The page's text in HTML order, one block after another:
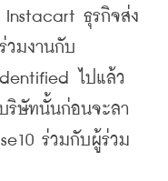
ธุรกิจส่ง
วมงานกับ
ไปแล้ว
ริษัทนั้นก่อนจะลา
ร่วมกับผู้ร่วม